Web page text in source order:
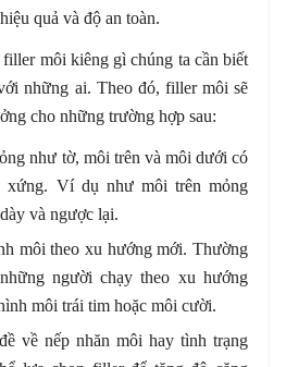
quả và độ an toàn.
môi kiêng gì chúng ta cần biết
những ai. Theo đó, filler môi sẽ
cho những trường hợp sau:
như tờ, môi trên và môi dưới có
xứng. Ví dụ như môi trên mỏng
và ngược lại.
môi theo xu hướng mới. Thường
người chạy theo xu hướng
môi trái tim hoặc môi cười.
về nếp nhăn môi hay tình trạng